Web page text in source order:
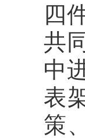
四
共
中
表
策